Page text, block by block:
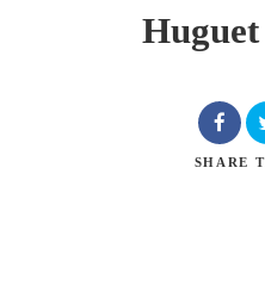
SHARE